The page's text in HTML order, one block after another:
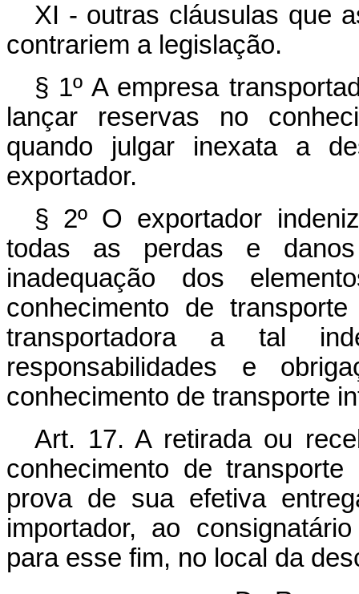
XI - outras cláusulas que
contrariem a legislação.
§ 1º A empresa
lançar reservas no
quando julgar inexata a
exportador.
§ 2º O exportador
todas as perdas e
inadequação dos
conhecimento de
transportadora a tal
responsabilidades e
conhecimento de transporte
Art. 17. A retirada ou
conhecimento de
prova de sua efetiva
importador, ao
para esse fim, no local da